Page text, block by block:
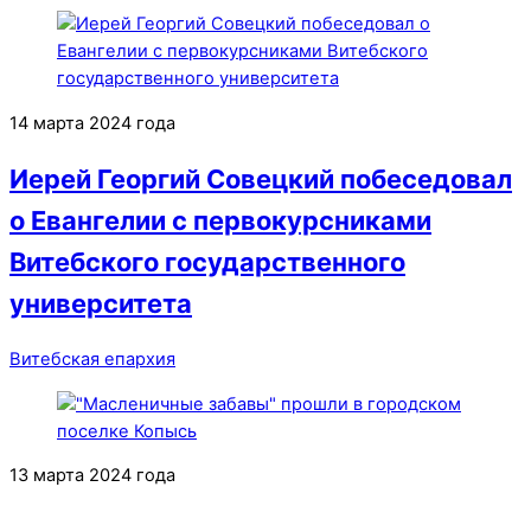
14 марта 2024 года
Иерей Георгий Совецкий побеседовал
о Евангелии с первокурсниками
Витебского государственного
университета
Витебская епархия
13 марта 2024 года